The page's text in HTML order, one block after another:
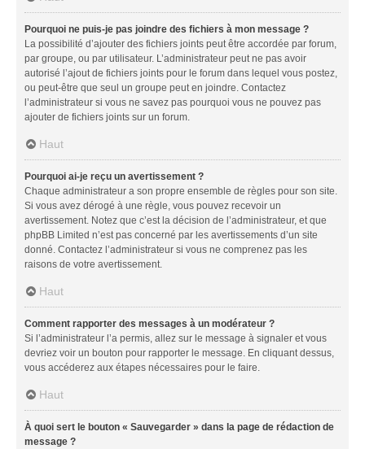
Pourquoi ne puis-je pas joindre des fichiers à mon message ?
La possibilité d’ajouter des fichiers joints peut être accordée par forum,
par groupe, ou par utilisateur. L’administrateur peut ne pas avoir
autorisé l’ajout de fichiers joints pour le forum dans lequel vous postez,
ou peut-être que seul un groupe peut en joindre. Contactez
l’administrateur si vous ne savez pas pourquoi vous ne pouvez pas
ajouter de fichiers joints sur un forum.
Haut
Pourquoi ai-je reçu un avertissement ?
Chaque administrateur a son propre ensemble de règles pour son site.
Si vous avez dérogé à une règle, vous pouvez recevoir un
avertissement. Notez que c’est la décision de l’administrateur, et que
phpBB Limited n’est pas concerné par les avertissements d’un site
donné. Contactez l’administrateur si vous ne comprenez pas les
raisons de votre avertissement.
Haut
Comment rapporter des messages à un modérateur ?
Si l’administrateur l’a permis, allez sur le message à signaler et vous
devriez voir un bouton pour rapporter le message. En cliquant dessus,
vous accéderez aux étapes nécessaires pour le faire.
Haut
À quoi sert le bouton « Sauvegarder » dans la page de rédaction de
message ?